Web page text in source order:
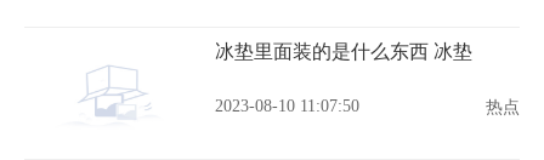
冰垫里面装的是什么东西 冰垫
2023-08-10 11:07:50 热点